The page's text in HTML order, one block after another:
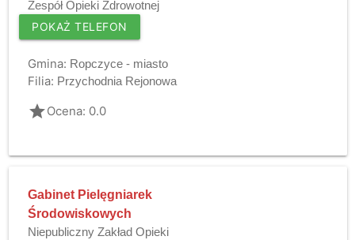
Zespół Opieki Zdrowotnej
POKAŻ TELEFON
Gmina: Ropczyce - miasto
Filia: Przychodnia Rejonowa
gradeOcena: 0.0
Gabinet Pielęgniarek
Środowiskowych
Niepubliczny Zakład Opieki